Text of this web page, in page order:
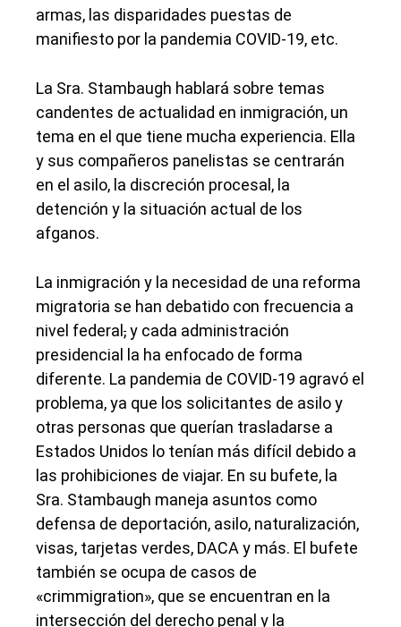
armas, las disparidades puestas de
manifiesto por la pandemia COVID-19, etc.
La Sra. Stambaugh hablará sobre temas
candentes de actualidad en inmigración, un
tema en el que tiene mucha experiencia. Ella
y sus compañeros panelistas se centrarán
en el asilo, la discreción procesal, la
detención y la situación actual de los
afganos.
La inmigración y la necesidad de una reforma
migratoria se han debatido con frecuencia a
nivel federal ,y cada administración
presidencial la ha enfocado de forma
diferente. La pandemia de COVID-19 agravó el
problema, ya que los solicitantes de asilo y
otras personas que querían trasladarse a
Estados Unidos lo tenían más difícil debido a
las prohibiciones de viajar. En su bufete, la
Sra. Stambaugh maneja asuntos como
defensa de deportación, asilo, naturalización,
visas, tarjetas verdes, DACA y más. El bufete
también se ocupa de casos de
«crimmigration», que se encuentran en la
intersección del derecho penal y la